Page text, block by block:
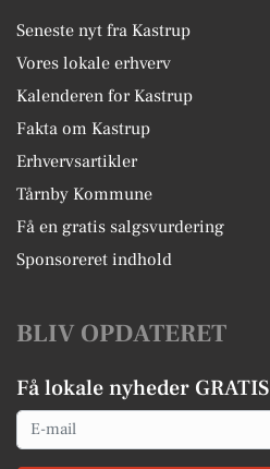
Seneste nyt fra Kastrup
Vores lokale erhverv
Kalenderen for Kastrup
Fakta om Kastrup
Erhvervsartikler
Tårnby Kommune
Få en gratis salgsvurdering
Sponsoreret indhold
BLIV OPDATERET
Få lokale nyheder GRATIS
Email